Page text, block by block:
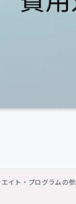
イト・プログラムの